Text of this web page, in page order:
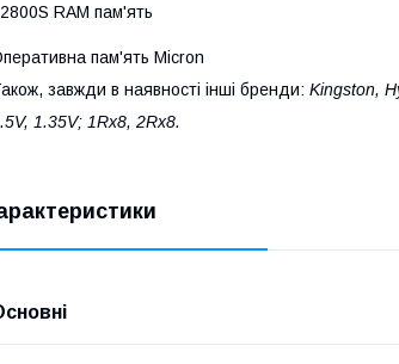
RAM пам'ять
пам'ять Micron
завжди в наявності інші бренди: Kingston,
1.35V; 1Rx8, 2Rx8.